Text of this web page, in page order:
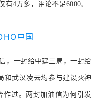
4万多，评论不足6000。
中国
，一封给中建三局，一封给
和武汉凌云均参与建设火神
作过。两封加油信为何引发